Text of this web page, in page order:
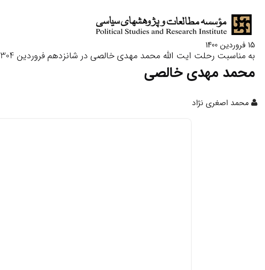
15 فروردین 1400
به مناسبت رحلت ایت الله محمد مهدی خالصی در شانزدهم فروردین 1304
محمد مهدى خالصى
محمد اصغرى نژاد